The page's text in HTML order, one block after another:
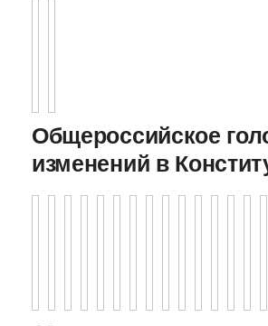
Общероссийское
изменений в